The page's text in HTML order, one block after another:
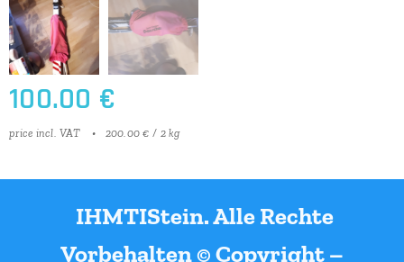
100.00 €
price incl. VAT 200.00 € / 2 kg
IHMTIStein. Alle Rechte
Vorbehalten © Copyright –